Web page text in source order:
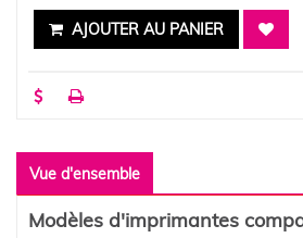
AJOUTER AU PANIER
Vue d'ensemble
Modèles d'imprimantes